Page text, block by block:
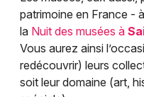
patrimoine en France -
la Nuit des musées à
Vous aurez ainsi
redécouvrir) leurs
soit leur domaine (art,